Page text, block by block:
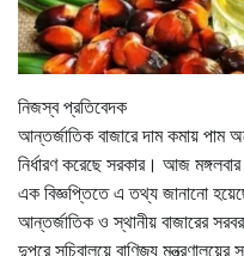
নিজস্ব প্রতিবেদক
আন্তর্জাতিক বাজারে দাম কমায় পাম
নির্ধারণ করেছে সরকার। আজ
এক বিজ্ঞপ্তিতে এ তথ্য জানানো
আন্তর্জাতিক ও স্থানীয় বাজারের
দুপুরে সচিবালয়ে বাণিজ্য